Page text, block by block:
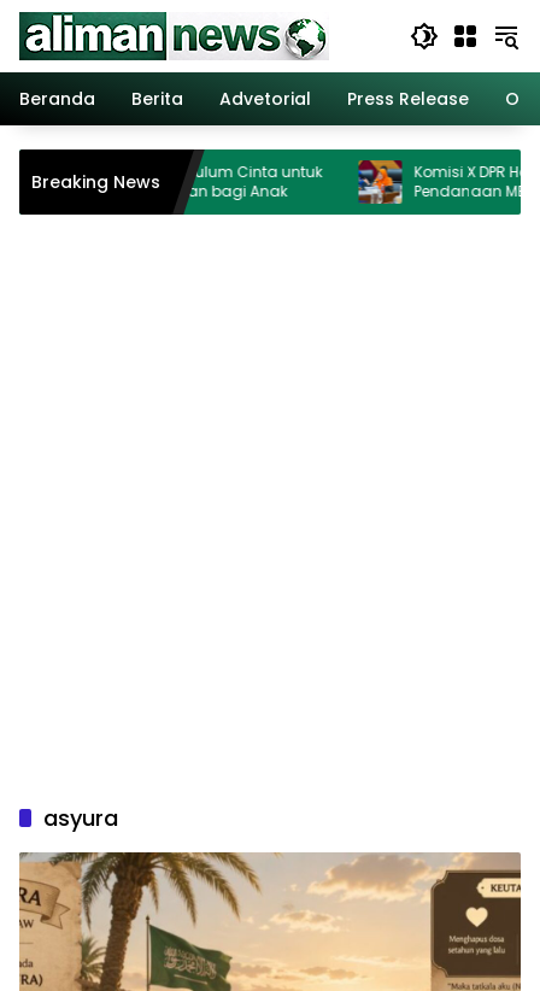
Langsung
konten
Beranda
Berita Advetorial Press Release
Breaking News
Perkuat Kurikulum Cinta untuk
Ruang Aman bagi Anak
Komisi X DPR Hormati
Pendanaan MBG
Ganggu Pendidikan
asyura